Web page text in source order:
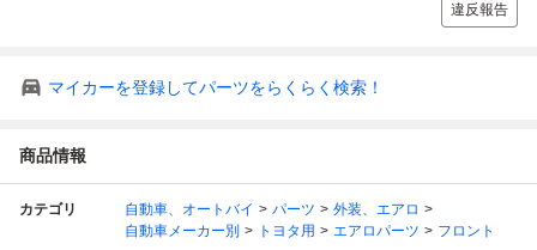
違反報告
マイカーを登録してパーツをらくらく検索！
商品情報
カテゴリ 自動車、オートバイ パーツ
外装、エアロ
自動車メーカー別
トヨタ用 エアロパーツ フロント